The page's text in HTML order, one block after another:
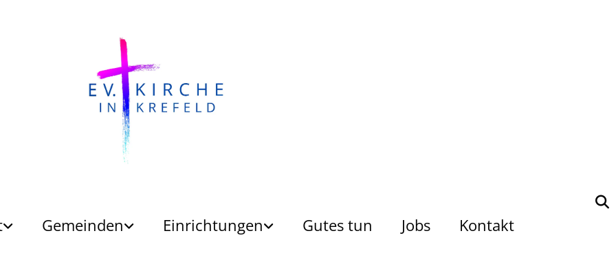
Gemeinden Einrichtungen Gutes tun Jobs Kontakt